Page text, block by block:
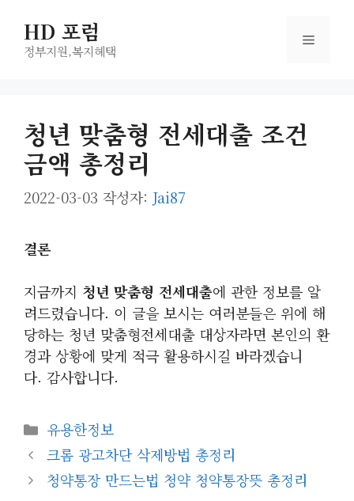
HD 포럼
정부지원,복지헤택
메
청년 맞춤형 전세대출 조건
금액 총정리
2022-03-03 작성자: Jai87
결론
지금까지 청년 맞춤형 전세대출에 관한 정보를 알
려드렸습니다. 이 글을 보시는 여러분들은 위에 해
당하는 청년 맞춤형전세대출 대상자라면 본인의 환
경과 상황에 맞게 적극 활용하시길 바라겠습니
다. 감사합니다.
카
테
고
리
유용한정보
크롬 광고차단 삭제방법 총정리
청약통장 만드는법 청약 청약통장뜻 총정리